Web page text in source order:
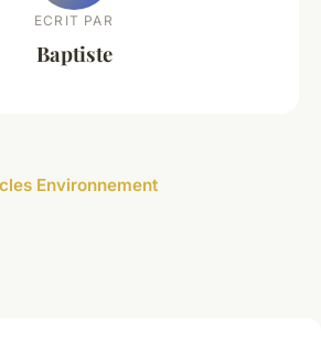
ECRIT PAR
Baptiste
Environnement